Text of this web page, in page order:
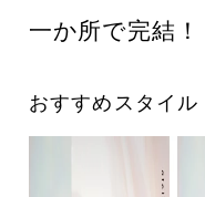
一か所で完結！
おすすめスタイル